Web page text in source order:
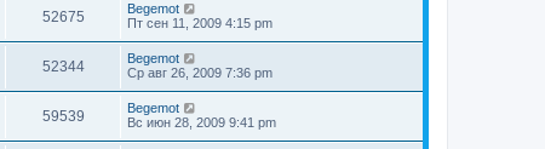
52675
Begemot
Пт сен 11, 2009 4:15 pm
52344
Begemot
Ср авг 26, 2009 7:36 pm
59539
Begemot
Вс июн 28, 2009 9:41 pm